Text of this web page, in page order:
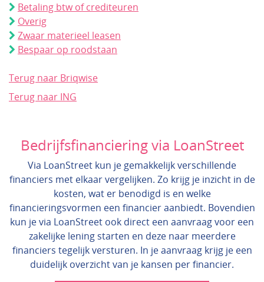
Betaling btw of crediteuren
Overig
Zwaar materieel leasen
Bespaar op roodstaan
Terug naar Briqwise
Terug naar ING
Bedrijfsfinanciering via LoanStreet
Via LoanStreet kun je gemakkelijk verschillende
financiers met elkaar vergelijken. Zo krijg je inzicht in de
kosten, wat er benodigd is en welke
financieringsvormen een financier aanbiedt. Bovendien
kun je via LoanStreet ook direct een aanvraag voor een
zakelijke lening starten en deze naar meerdere
financiers tegelijk versturen. In je aanvraag krijg je een
duidelijk overzicht van je kansen per financier.